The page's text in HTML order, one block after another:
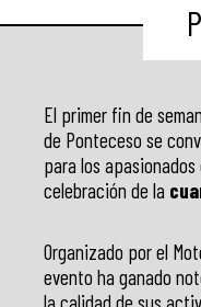
El primer fin de
de Ponteceso se
para los
celebración de la
Organizado por el
evento ha ganado